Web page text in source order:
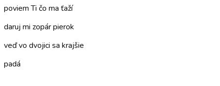
poviem Ti čo ma ťaží
daruj mi zopár pierok
veď vo dvojici sa krajšie
padá